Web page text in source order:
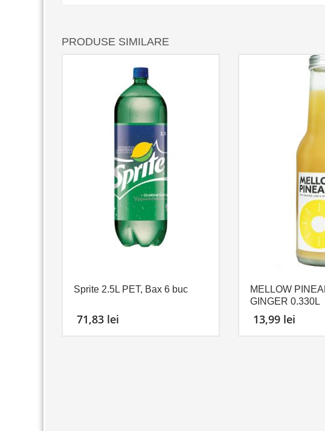
PRODUSE SIMILARE
Sprite 2.5L PET, Bax 6 buc
71,83 lei
MELLOW
GINGER 0.330L
13,99 lei